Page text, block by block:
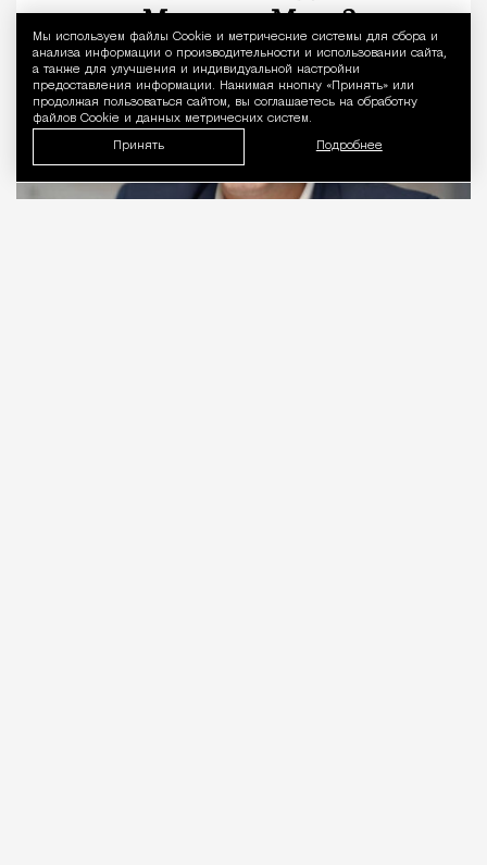
Уведомление
Мы используем файлы Сookie и метрические системы для сбора и
анализа информации о производительности и использовании сайта,
а также для улучшения и индивидуальной настройки
предоставления информации. Нажимая кнопку «Принять» или
продолжая пользоваться сайтом, вы соглашаетесь на обработку
файлов Cookie и данных метрических систем.
Принять Подробнее